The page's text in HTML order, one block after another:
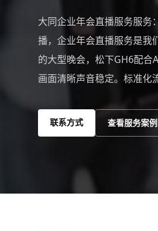
大同企业年会直播服务服务
播，企业年会直播服务是我
的大型晚会，松下GH6配
画面清晰声音稳定。标准化
联系方式 查看服务案例